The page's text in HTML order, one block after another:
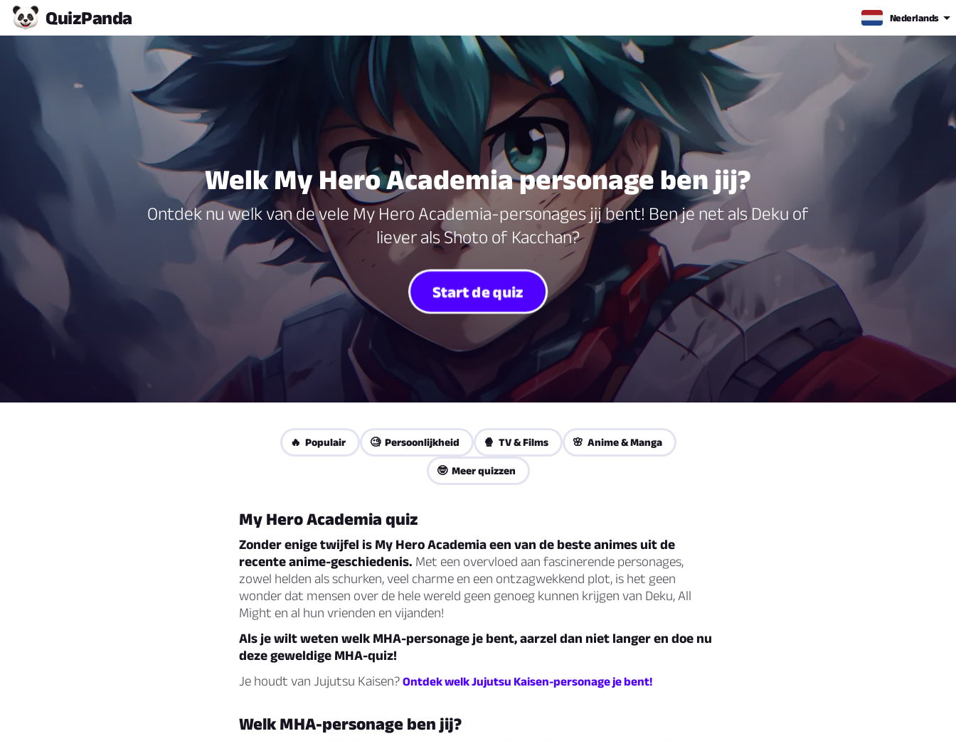
QuizPanda Nederlands
Welk My Hero Academia personage ben jij?
Ontdek nu welk van de vele My Hero Academia-personages jij bent! Ben je net als Deku of
liever als Shoto of Kacchan?
Start de quiz
🔥 Populair 🧐 Persoonlijkheid 🍿 TV & Films 🌸 Anime & Manga
🤓 Meer quizzen
My Hero Academia quiz
Zonder enige twijfel is My Hero Academia een van de beste animes uit de
recente anime-geschiedenis. Met een overvloed aan fascinerende personages,
zowel helden als schurken, veel charme en een ontzagwekkend plot, is het geen
wonder dat mensen over de hele wereld geen genoeg kunnen krijgen van Deku, All
Might en al hun vrienden en vijanden!
Als je wilt weten welk MHA-personage je bent, aarzel dan niet langer en doe nu
deze geweldige MHA-quiz!
Je houdt van Jujutsu Kaisen? Ontdek welk Jujutsu Kaisen-personage je bent!
Welk MHA-personage ben jij?